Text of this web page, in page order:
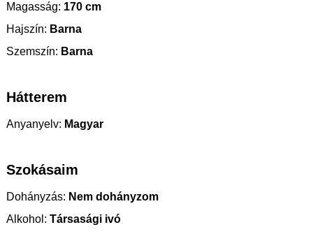
Magasság: 170 cm
Hajszín: Barna
Szemszín: Barna
Hátterem
Anyanyelv: Magyar
Szokásaim
Dohányzás: Nem dohányzom
Alkohol: Társasági ivó